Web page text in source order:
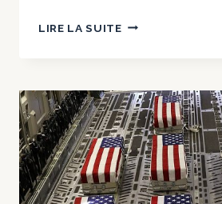
LIRE LA SUITEPOURQUOI
T-
IL
UNE
BASE
MILITAIRE
À